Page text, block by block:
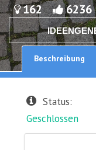
162 6236
Beschreibung
Status:
Geschlossen